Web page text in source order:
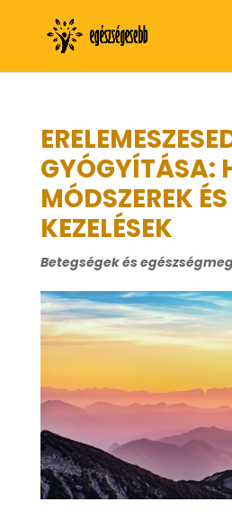
GYÓGYÍTÁSA:
MÓDSZEREK ÉS
KEZELÉSEK
Betegségek és